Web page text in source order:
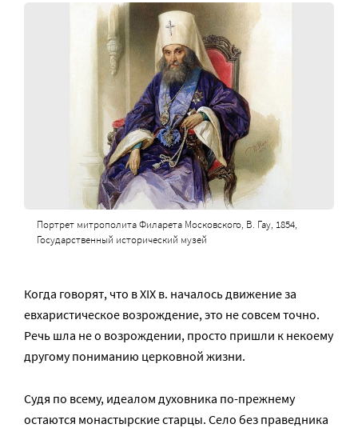
Портрет митрополита Филарета Московского, В. Гау, 1854,
Государственный исторический музей
Когда говорят, что в XIX в. началось движение за
евхаристическое возрождение, это не совсем точно.
Речь шла не о возрождении, просто пришли к некоему
другому пониманию церковной жизни.
Судя по всему, идеалом духовника по-прежнему
остаются монастырские старцы. Село без праведника